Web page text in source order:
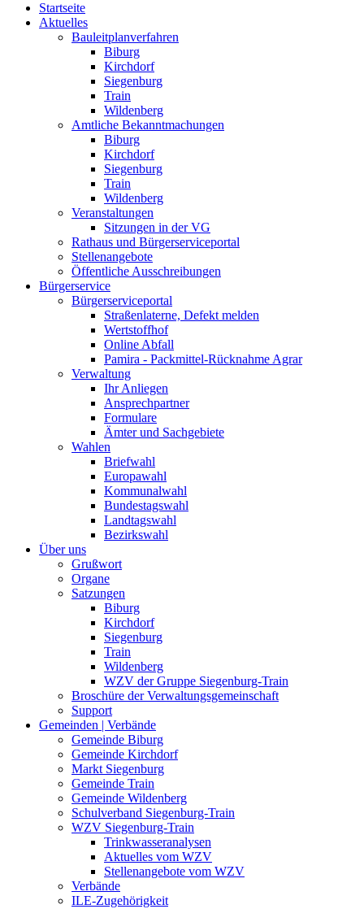
Startseite
Aktuelles
Bauleitplanverfahren
Biburg
Kirchdorf
Siegenburg
Train
Wildenberg
Amtliche Bekanntmachungen
Biburg
Kirchdorf
Siegenburg
Train
Wildenberg
Veranstaltungen
Sitzungen in der VG
Rathaus und Bürgerserviceportal
Stellenangebote
Öffentliche Ausschreibungen
Bürgerservice
Bürgerserviceportal
Straßenlaterne, Defekt melden
Wertstoffhof
Online Abfall
Pamira - Packmittel-Rücknahme Agrar
Verwaltung
Ihr Anliegen
Ansprechpartner
Formulare
Ämter und Sachgebiete
Wahlen
Briefwahl
Europawahl
Kommunalwahl
Bundestagswahl
Landtagswahl
Bezirkswahl
Über uns
Grußwort
Organe
Satzungen
Biburg
Kirchdorf
Siegenburg
Train
Wildenberg
WZV der Gruppe Siegenburg-Train
Broschüre der Verwaltungsgemeinschaft
Support
Gemeinden | Verbände
Gemeinde Biburg
Gemeinde Kirchdorf
Markt Siegenburg
Gemeinde Train
Gemeinde Wildenberg
Schulverband Siegenburg-Train
WZV Siegenburg-Train
Trinkwasseranalysen
Aktuelles vom WZV
Stellenangebote vom WZV
Verbände
ILE-Zugehörigkeit